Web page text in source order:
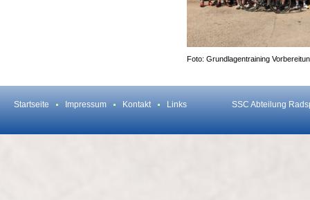
Foto: Grundlagentraining
Startseite Impressum Kontakt Links SSC Abteilung